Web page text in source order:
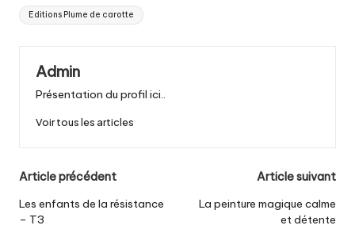
Tags:
Editions Plume de carotte
Admin
Présentation du profil ici..
Voir tous les articles
Post
navigation
Article précédent
Les enfants de la résistance
– T3
Article suivant
La peinture magique calme
et détente